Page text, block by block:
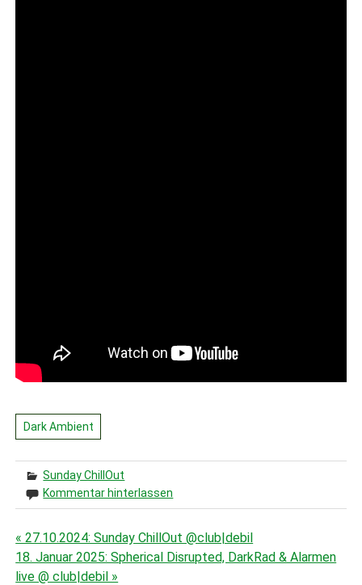
Dark Ambient
Sunday ChillOut
Kommentar hinterlassen
Beitragsnavigation
« 27.10.2024: Sunday ChillOut @club|debil
18. Januar 2025: Spherical Disrupted, DarkRad & Alarmen
live @ club|debil »